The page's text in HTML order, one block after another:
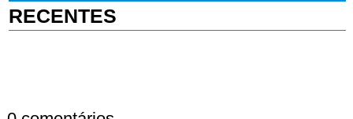
RECENTES